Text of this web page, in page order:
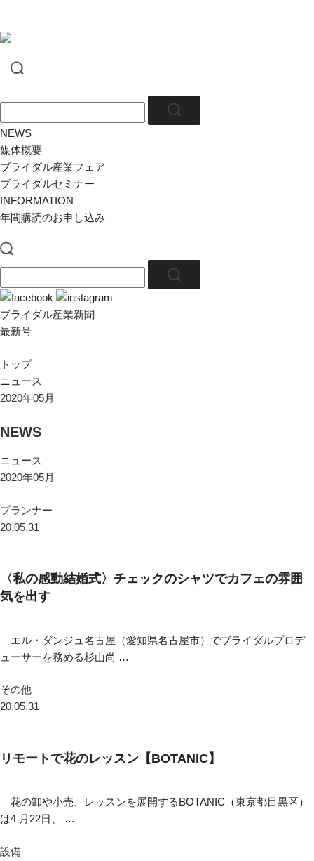
NEWS
媒体概要
ブライダル産業フェア
ブライダルセミナー
INFORMATION
年間購読のお申し込み
ブライダル産業新聞
最新号
トップ
ニュース
2020年05月
NEWS
ニュース
2020年05月
プランナー
20.05.31
〈私の感動結婚式〉チェックのシャツでカフェの雰囲
気を出す
エル・ダンジュ名古屋（愛知県名古屋市）でブライダルプロデ
ューサーを務める杉山尚 …
その他
20.05.31
リモートで花のレッスン【BOTANIC】
花の卸や小売、レッスンを展開するBOTANIC（東京都目黒区）
は4 月22日、 …
設備